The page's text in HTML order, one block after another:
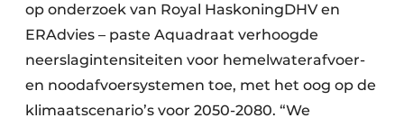
op onderzoek van Royal HaskoningDHV en
ERAdvies – paste Aquadraat verhoogde
neerslagintensiteiten voor hemelwaterafvoer-
en noodafvoersystemen toe, met het oog op de
klimaatscenario’s voor 2050-2080. “We